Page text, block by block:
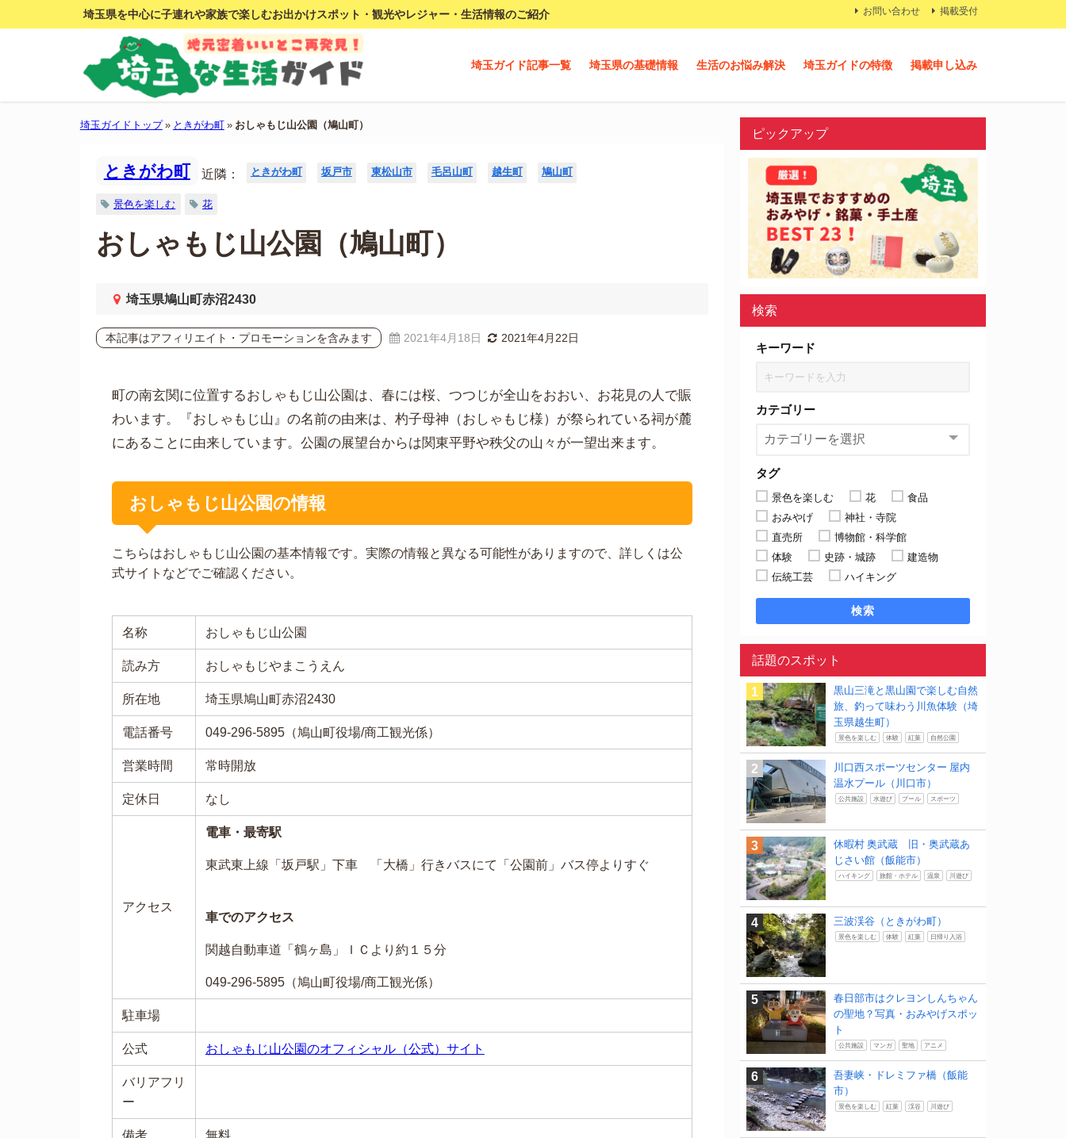
埼玉県を中心に子連れや家族で楽しむお出かけスポット・観光やレジャー・生活情報のご紹介 お問い合わせ 掲載受付
埼玉ガイド記事一覧 埼玉県の基礎情報 生活のお悩み解決 埼玉ガイドの特徴 掲載申し込み
埼玉ガイドトップ» ときがわ町» おしゃもじ山公園（鳩山町）
ときがわ町 近隣： ときがわ町 坂戸市 東松山市 毛呂山町 越生町 鳩山町
景色を楽しむ 花
おしゃもじ山公園（鳩山町）
埼玉県鳩山町赤沼2430
本記事はアフィリエイト・プロモーションを含みます 2021年4月18日 2021年4月22日
町の南玄関に位置するおしゃもじ山公園は、春には桜、つつじが全山をおおい、お花見の人で賑
わいます。『おしゃもじ山』の名前の由来は、杓子母神（おしゃもじ様）が祭られている祠が麓
にあることに由来しています。公園の展望台からは関東平野や秩父の山々が一望出来ます。
おしゃもじ山公園の情報
こちらはおしゃもじ山公園の基本情報です。実際の情報と異なる可能性がありますので、詳しくは公
式サイトなどでご確認ください。
名称 おしゃもじ山公園
読み方 おしゃもじやまこうえん
所在地 埼玉県鳩山町赤沼2430
電話番号 049-296-5895（鳩山町役場/商工観光係）
営業時間 常時開放
定休日 なし
アクセス
電車・最寄駅
東武東上線「坂戸駅」下車 「大橋」行きバスにて「公園前」バス停よりすぐ
車でのアクセス
関越自動車道「鶴ヶ島」ＩＣより約１５分
049-296-5895（鳩山町役場/商工観光係）
駐車場
公式 おしゃもじ山公園のオフィシャル（公式）サイト
バリアフリ
ー
備考 無料
ピックアップ
検索
キーワード
カテゴリー
タグ
景色を楽しむ 花
食品
おみやげ
神社・寺院
直売所
博物館・科学館
体験
史跡・城跡
建造物
伝統工芸
ハイキング
検索
話題のスポット
黒山三滝と黒山園で楽しむ自然
旅、釣って味わう川魚体験（埼
玉県越生町）
景色を楽しむ 体験 紅葉 自然公園
川口西スポーツセンター 屋内
温水プール（川口市）
公共施設 水遊び プール スポーツ
休暇村 奥武蔵 旧・奥武蔵あ
じさい館（飯能市）
ハイキング 旅館・ホテル 温泉 川遊び
三波渓谷（ときがわ町）
景色を楽しむ 体験 紅葉 日帰り入浴
春日部市はクレヨンしんちゃん
の聖地？写真・おみやげスポッ
ト
公共施設 マンガ 聖地 アニメ
吾妻峡・ドレミファ橋（飯能
市）
景色を楽しむ 紅葉 渓谷 川遊び